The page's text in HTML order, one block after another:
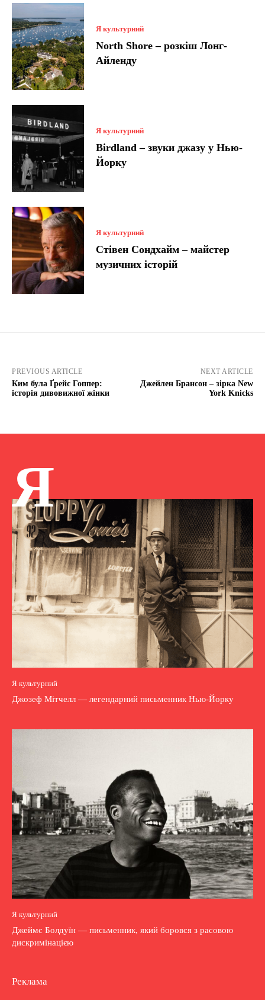
Я культурний
North Shore – розкіш Лонг-
Айленду
Я культурний
Birdland – звуки джазу у Нью-
Йорку
Я культурний
Стівен Сондхайм – майстер
музичних історій
PREVIOUS ARTICLE
Ким була Ґрейс Гоппер:
історія дивовижної жінки
NEXT ARTICLE
Джейлен Брансон – зірка New
York Knicks
Я
Я культурний
Джозеф Мітчелл — легендарний письменник Нью-Йорку
Я культурний
Джеймс Болдуїн — письменник, який боровся з расовою
дискримінацією
Реклама